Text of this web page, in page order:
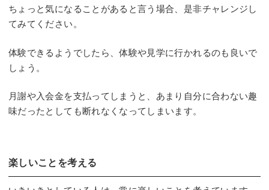
ちょっと気になることがあると言う場合、是非チャレンジし
てみてください。
体験できるようでしたら、体験や見学に行かれるのも良いで
しょう。
月謝や入会金を支払ってしまうと、あまり自分に合わない趣
味だったとしても断れなくなってしまいます。
楽しいことを考える